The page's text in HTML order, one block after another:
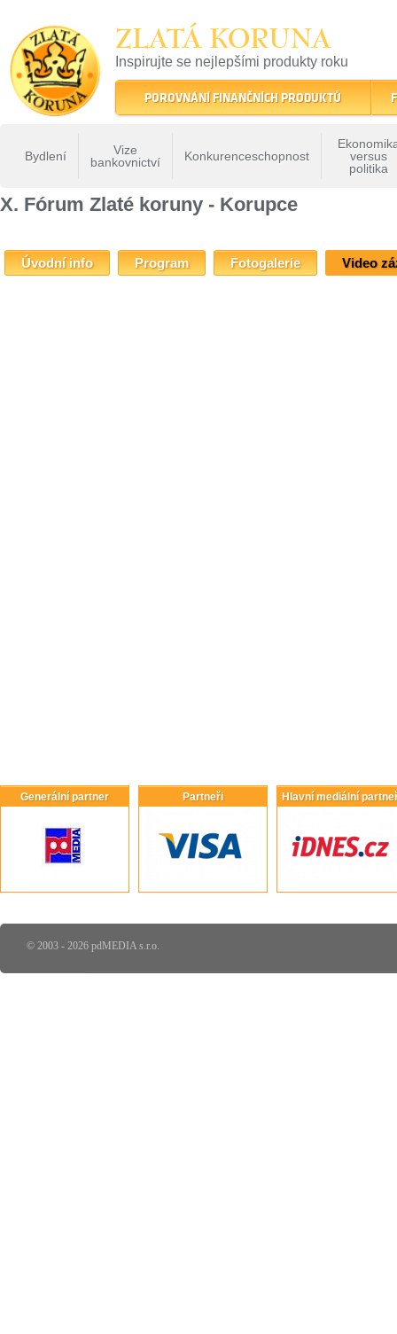
ZLATÁ KORUNA
Inspirujte se nejlepšími produkty roku
22 let tradice a kvality na finančním trhu
POROVNÁNÍ FINANČNÍCH PRODUKTŮ
Bydlení
Vize
bankovnictví
Konkurenceschopnost
versus
politika
» X. Fórum Zlaté
X. Fórum Zlaté koruny - Korupce
Úvodní info Program Fotogalerie Video
Generální partner Partneři Hlavní mediální
© 2003 - 2026 pdMEDIA s.r.o.